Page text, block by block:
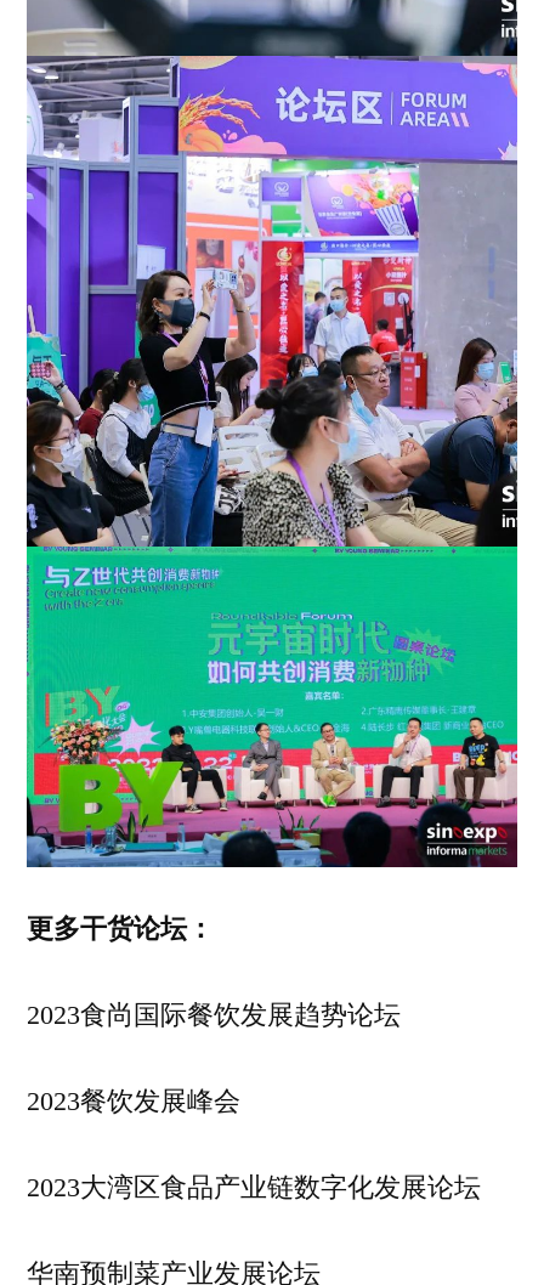
更多干货论坛：
2023食尚国际餐饮发展趋势论坛
2023餐饮发展峰会
2023大湾区食品产业链数字化发展论坛
华南预制菜产业发展论坛